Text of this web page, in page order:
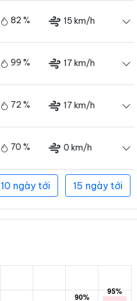
82 % 15 km/h
99 % 17 km/h
72 % 17 km/h
70 % 0 km/h
10 ngày tới 15 ngày tới